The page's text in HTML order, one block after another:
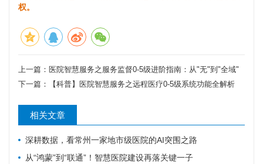
权。
上一篇： 医院智慧服务之服务监督0-5级进阶指南：从"无"到"全域"
下一篇：
【科普】医院智慧服务之远程医疗0-5级系统功能全解析
相关文章
深耕数据，看常州一家地市级医院的AI突围之路
从“鸿蒙”到“联通”！智慧医院建设再落关键一子